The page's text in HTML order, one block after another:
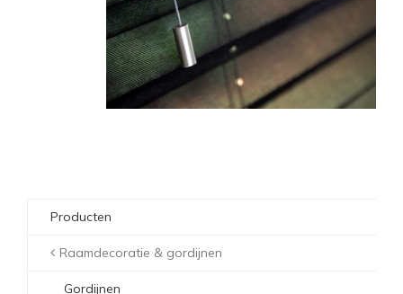
Producten
Raamdecoratie & gordijnen
Gordijnen